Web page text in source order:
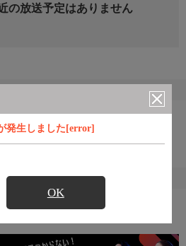
発生しました[error]
OK
の放送予定はありません
番組